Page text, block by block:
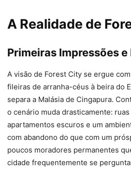
A Realidade de
Primeiras Impressões
A visão de Forest City se ergue
fileiras de arranha-céus à beira do
separa a Malásia de Cingapura.
o cenário muda drasticamente:
apartamentos escuros e um
com abandono do que com um
poucos moradores permanentes
cidade frequentemente se